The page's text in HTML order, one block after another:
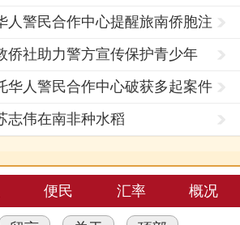
人警民合作中心提醒旅南侨胞注
侨社助力警方宣传保护青少年
华人警民合作中心破获多起案件
志伟在南非种水稻
便民 汇率 概况